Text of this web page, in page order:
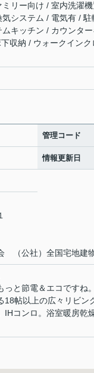
リー向け / 室内洗濯
システム / 電気有 /
キッチン / カウンタ
収納 / ウォークイン
管理コード
情報更新日
（公社）全国宅地建
と節電＆エコですね。
帖以上の広々リビン
コンロ。浴室暖房乾燥